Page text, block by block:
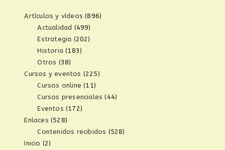
Artículos y vídeos (896)
Actualidad (499)
Estrategia (202)
Historia (183)
Otros (38)
Cursos y eventos (225)
Cursos online (11)
Cursos presenciales (44)
Eventos (172)
Enlaces (528)
Contenidos recibidos (528)
Inicio (2)